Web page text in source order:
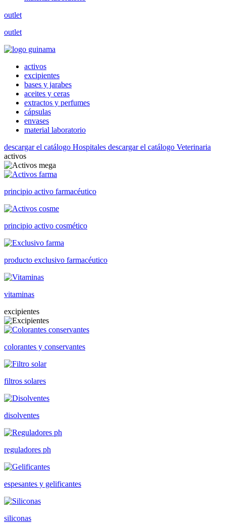
outlet
outlet
activos
excipientes
bases y jarabes
aceites y ceras
extractos y perfumes
cápsulas
envases
material laboratorio
descargar el catálogo Hospitales descargar el catálogo Veterinaria
activos
principio activo farmacéutico
principio activo cosmético
producto exclusivo farmacéutico
vitaminas
excipientes
colorantes y conservantes
filtros solares
disolventes
reguladores ph
espesantes y gelificantes
siliconas